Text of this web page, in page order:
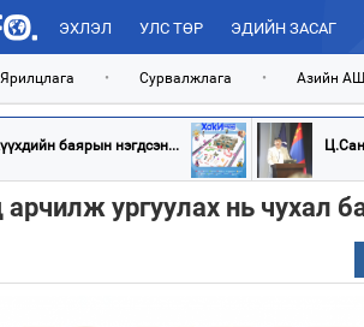
ЭХЛЭЛ УЛС ТӨР ЭДИЙН ЗАСАГ
Ярилцлага • Сурвалжлага • Азийн
баярын нэгдсэн...
ургуулах нь чухал